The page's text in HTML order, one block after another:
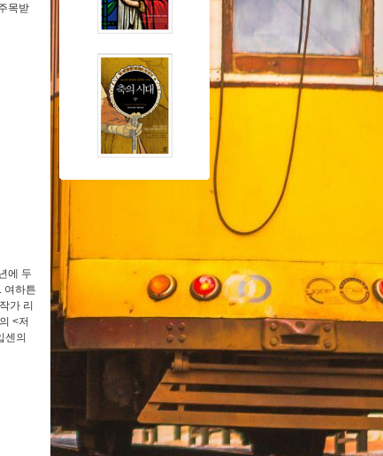
목받
에 두
여하튼
가 리
<저
센의